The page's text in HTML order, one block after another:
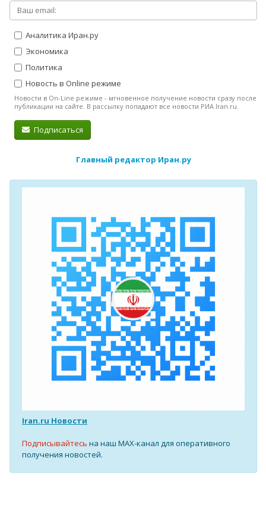
Аналитика Иран.ру
Экономика
Политика
Новость в Online режиме
Новости в On-Line режиме - мгновенное получение новости сразу после
публикации на сайте. В рассылку попадают все новости РИА Iran.ru.
Подписаться
Главный редактор Иран.ру
Iran.ru Новости
Подписывайтесь на наш MAX-канал для оперативного
получения новостей.